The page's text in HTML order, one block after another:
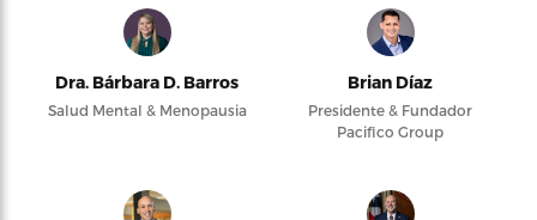
Dra. Bárbara D. Barros
Salud Mental & Menopausia
Brian Díaz
Presidente & Fundador
Pacifico Group